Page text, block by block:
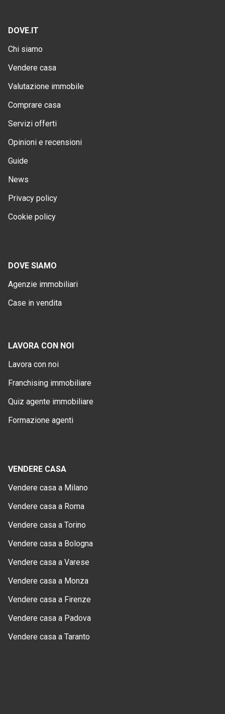
DOVE.IT
Chi siamo
Vendere casa
Valutazione immobile
Comprare casa
Servizi offerti
Opinioni e recensioni
Guide
News
Privacy policy
Cookie policy
DOVE SIAMO
Agenzie immobiliari
Case in vendita
LAVORA CON NOI
Lavora con noi
Franchising immobiliare
Quiz agente immobiliare
Formazione agenti
VENDERE CASA
Vendere casa a Milano
Vendere casa a Roma
Vendere casa a Torino
Vendere casa a Bologna
Vendere casa a Varese
Vendere casa a Monza
Vendere casa a Firenze
Vendere casa a Padova
Vendere casa a Taranto